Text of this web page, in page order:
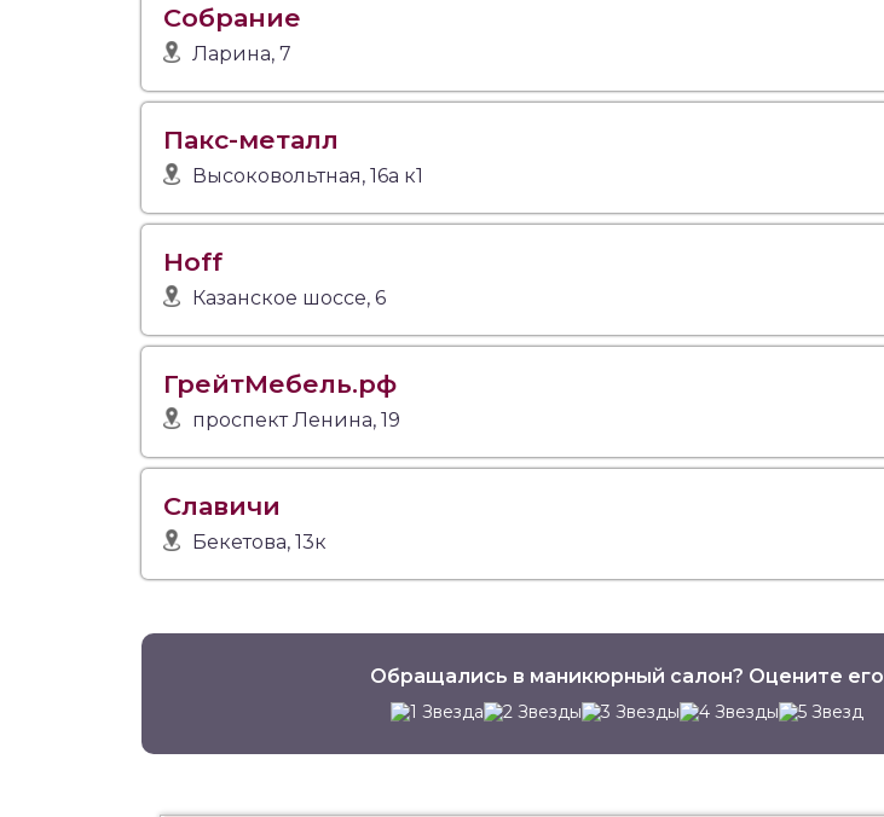
Собрание
Ларина, 7
Пакс-металл
Высоковольтная, 16а к1
Hoff
Казанское шоссе, 6
ГрейтМебель.рф
проспект Ленина, 19
Славичи
Бекетова, 13к
Обращались в маникюрный салон? Оцените его